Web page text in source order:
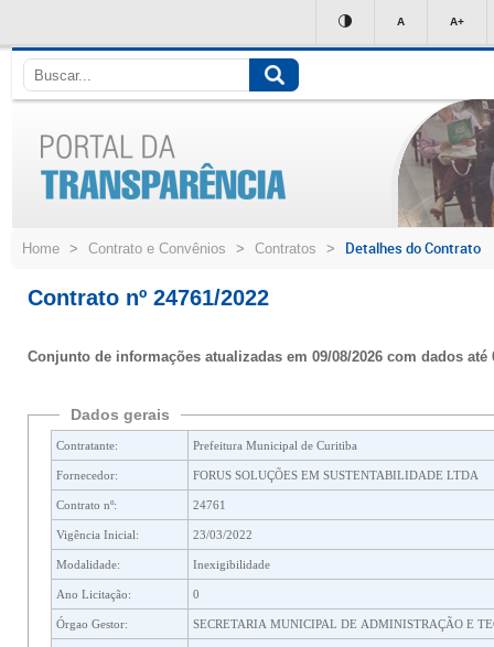
conteúdo
A A+
Home > Contrato e Convênios > Contratos > Detalhes do Contrato
Contrato nº 24761/2022
Conjunto de informações atualizadas em 09/08/2026 com dados até
Dados gerais
Contratante: Prefeitura Municipal de Curitiba
Fornecedor: FORUS SOLUÇÕES EM SUSTENTABILIDADE LTDA
Contrato nº: 24761
Vigência Inicial: 23/03/2022
Modalidade: Inexigibilidade
Ano Licitação: 0
Órgao Gestor: SECRETARIA MUNICIPAL DE ADMINISTRAÇÃO E